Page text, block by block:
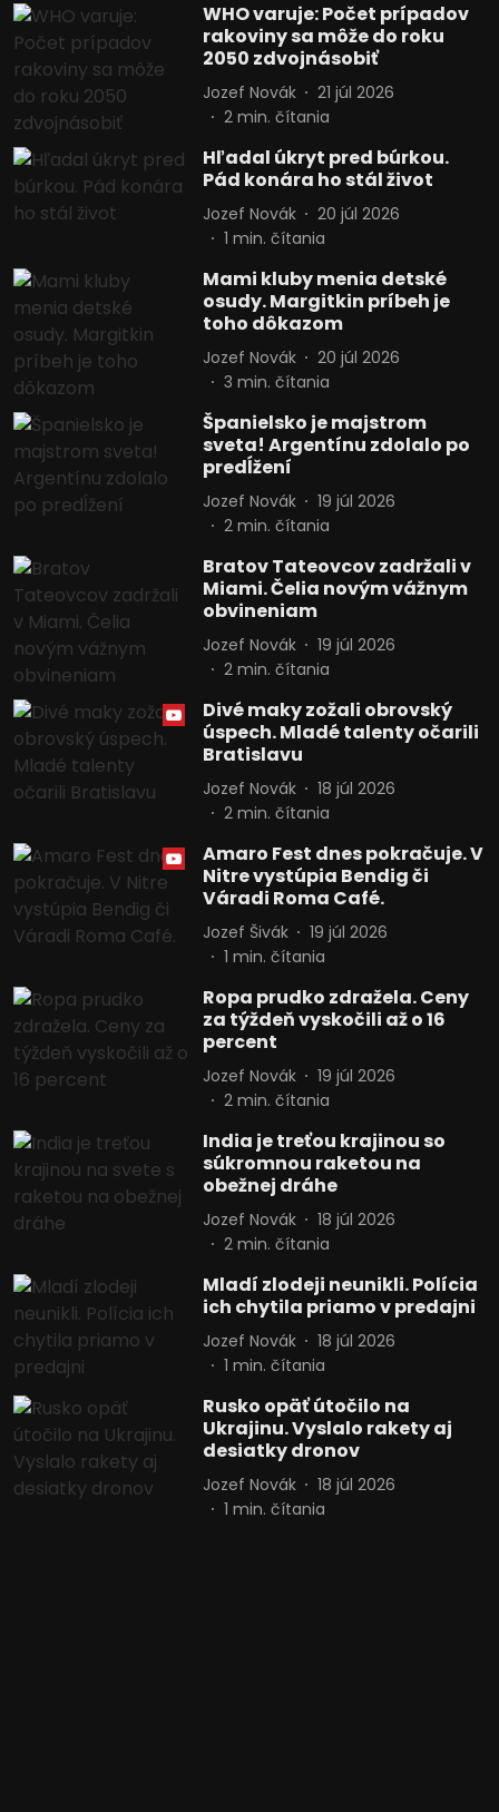
WHO varuje: Počet prípadov
rakoviny sa môže do roku
2050 zdvojnásobiť
Jozef Novák
21 júl 2026
2 min. čítania
Hľadal úkryt pred búrkou.
Pád konára ho stál život
Jozef Novák
20 júl 2026
1 min. čítania
Mami kluby menia detské
osudy. Margitkin príbeh je
toho dôkazom
Jozef Novák
20 júl 2026
3 min. čítania
Španielsko je majstrom
sveta! Argentínu zdolalo po
predĺžení
Jozef Novák
19 júl 2026
2 min. čítania
Bratov Tateovcov zadržali v
Miami. Čelia novým vážnym
obvineniam
Jozef Novák
19 júl 2026
2 min. čítania
Divé maky zožali obrovský
úspech. Mladé talenty očarili
Bratislavu
Jozef Novák
18 júl 2026
2 min. čítania
Amaro Fest dnes pokračuje. V
Nitre vystúpia Bendig či
Váradi Roma Café.
Jozef Šivák
19 júl 2026
1 min. čítania
Ropa prudko zdražela. Ceny
za týždeň vyskočili až o 16
percent
Jozef Novák
19 júl 2026
2 min. čítania
India je treťou krajinou so
súkromnou raketou na
obežnej dráhe
Jozef Novák
18 júl 2026
2 min. čítania
Mladí zlodeji neunikli. Polícia
ich chytila priamo v predajni
Jozef Novák
18 júl 2026
1 min. čítania
Rusko opäť útočilo na
Ukrajinu. Vyslalo rakety aj
desiatky dronov
Jozef Novák
18 júl 2026
1 min. čítania